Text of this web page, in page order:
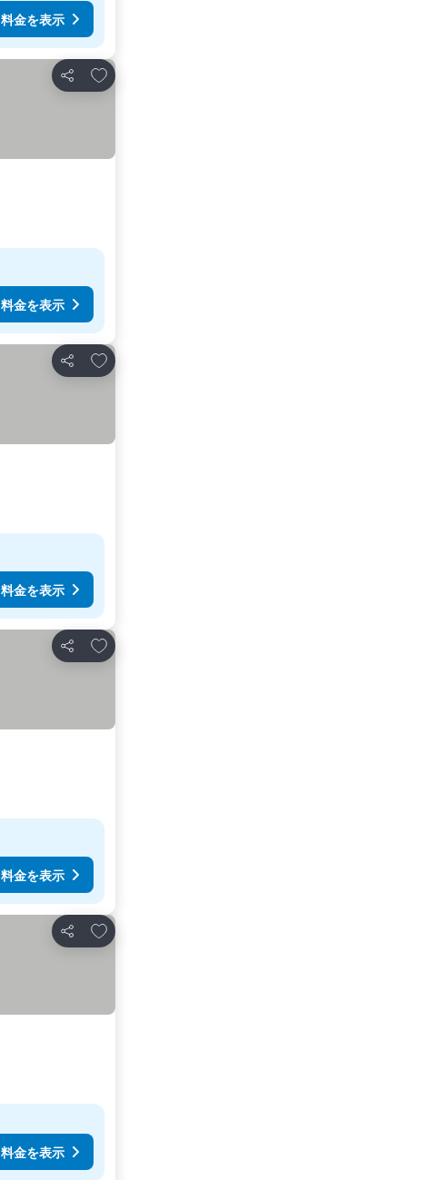
料金を表示
シェア
お気に入りに追加
料金を表示
シェア
お気に入りに追加
料金を表示
シェア
お気に入りに追加
料金を表示
シェア
お気に入りに追加
料金を表示